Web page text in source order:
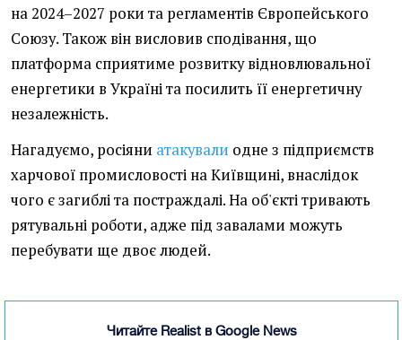
на 2024–2027 роки та регламентів Європейського
Союзу. Також він висловив сподівання, що
платформа сприятиме розвитку відновлювальної
енергетики в Україні та посилить її енергетичну
незалежність.
Нагадуємо, росіяни атакували одне з підприємств
харчової промисловості на Київщині, внаслідок
чого є загиблі та постраждалі. На об'єкті тривають
рятувальні роботи, адже під завалами можуть
перебувати ще двоє людей.
Читайте Realist в Google News